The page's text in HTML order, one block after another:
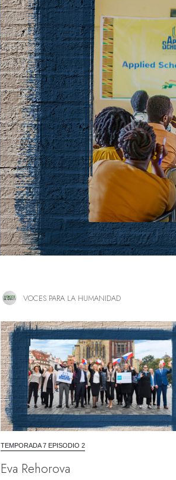
VOCES PARA LA HUMANIDAD
TEMPORADA 7 EPISODIO 2
Eva Rehorova